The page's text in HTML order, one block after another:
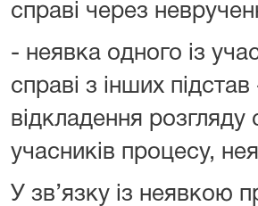
справі через
- неявка одного із
справі з інших
відкладення
учасників процесу,
У зв’язку із неявкою